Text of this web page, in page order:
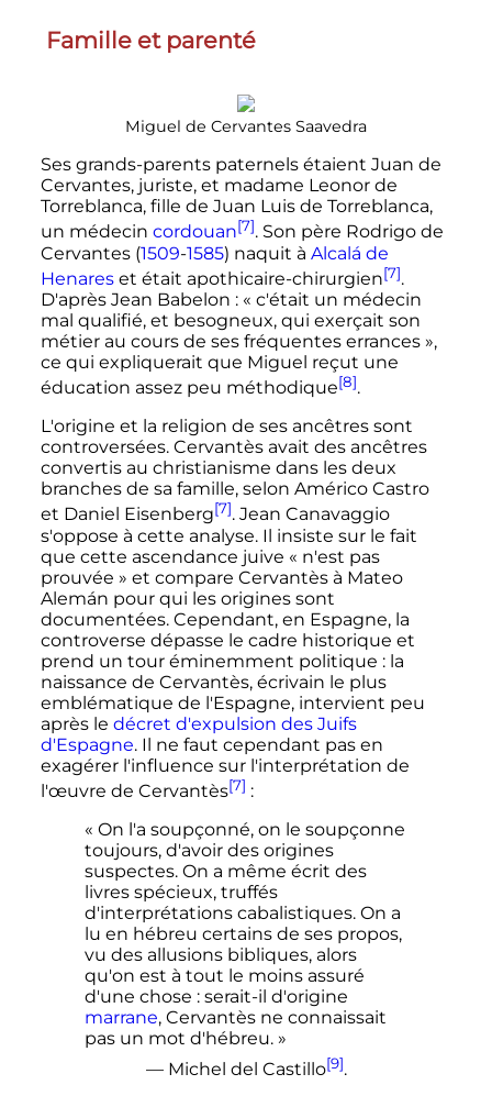
Famille et parenté
Miguel de Cervantes Saavedra
Ses grands-parents paternels étaient Juan de
Cervantes, juriste, et madame Leonor de
Torreblanca, fille de Juan Luis de Torreblanca,
un médecin cordouan[7]. Son père Rodrigo de
Cervantes (1509-1585) naquit à Alcalá de
Henareset était apothicaire-chirurgien[7].
D'après Jean Babelon : « c'était un médecin
mal qualifié, et besogneux, qui exerçait son
métier au cours de ses fréquentes errances »,
ce qui expliquerait que Miguel reçut une
éducation assez peu méthodique[8].
L'origine et la religion de ses ancêtres sont
controversées. Cervantès avait des ancêtres
convertis au christianisme dans les deux
branches de sa famille, selon Américo Castro
et Daniel Eisenberg[7]. Jean Canavaggio
s'oppose à cette analyse. Il insiste sur le fait
que cette ascendance juive « n'est pas
prouvée » et compare Cervantès à Mateo
Alemán pour qui les origines sont
documentées. Cependant, en Espagne, la
controverse dépasse le cadre historique et
prend un tour éminemment politique : la
naissance de Cervantès, écrivain le plus
emblématique de l'Espagne, intervient peu
après le décret d'expulsion des Juifs
d'Espagne. Il ne faut cependant pas en
exagérer l'influence sur l'interprétation de
l'œuvre de Cervantès[7] :
« On l'a soupçonné, on le soupçonne
toujours, d'avoir des origines
suspectes. On a même écrit des
livres spécieux, truffés
d'interprétations cabalistiques. On a
lu en hébreu certains de ses propos,
vu des allusions bibliques, alors
qu'on est à tout le moins assuré
d'une chose : serait-il d'origine
marrane, Cervantès ne connaissait
pas un mot d'hébreu. »
— Michel del Castillo[9].